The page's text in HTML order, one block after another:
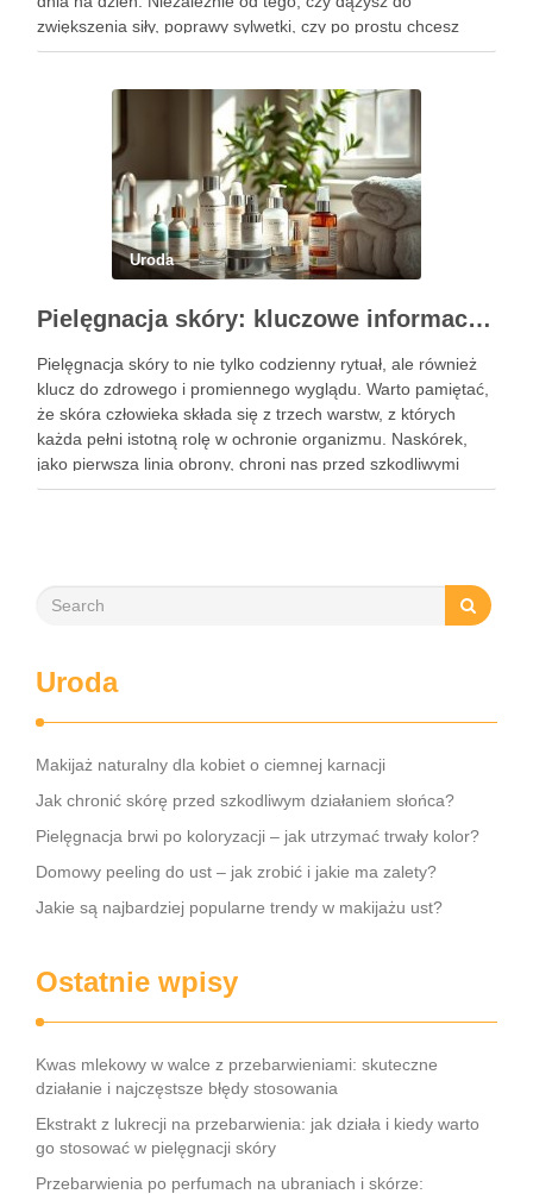
zwiększenia siły, poprawy sylwetki, czy po prostu chcesz
poczuć się lepiej w swoim ciele, odpowiednio dobrane
Uroda
Pielęgnacja skóry: kluczowe informacje i skuteczne metody
Pielęgnacja skóry to nie tylko codzienny rytuał, ale również
klucz do zdrowego i promiennego wyglądu. Warto pamiętać,
że skóra człowieka składa się z trzech warstw, z których
każda pełni istotną rolę w ochronie organizmu. Naskórek,
jako pierwsza linia obrony, chroni nas przed szkodliwymi
czynnikami zewnętrznymi, a nawilżająca skóra właściwa,
Uroda
Makijaż naturalny dla kobiet o ciemnej karnacji
Jak chronić skórę przed szkodliwym działaniem słońca?
Pielęgnacja brwi po koloryzacji – jak utrzymać trwały kolor?
Domowy peeling do ust – jak zrobić i jakie ma zalety?
Jakie są najbardziej popularne trendy w makijażu ust?
Ostatnie wpisy
Kwas mlekowy w walce z przebarwieniami: skuteczne
działanie i najczęstsze błędy stosowania
Ekstrakt z lukrecji na przebarwienia: jak działa i kiedy warto
go stosować w pielęgnacji skóry
Przebarwienia po perfumach na ubraniach i skórze: